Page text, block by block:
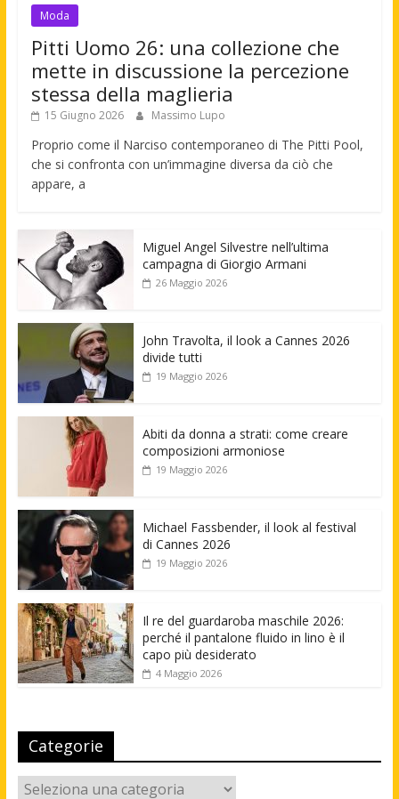
Moda
Pitti Uomo 26: una collezione che
mette in discussione la percezione
stessa della maglieria
15 Giugno 2026 Massimo Lupo
Proprio come il Narciso contemporaneo di The Pitti Pool,
che si confronta con un’immagine diversa da ciò che
appare, a
Miguel Angel Silvestre nell’ultima
campagna di Giorgio Armani
26 Maggio 2026
John Travolta, il look a Cannes 2026
divide tutti
19 Maggio 2026
Abiti da donna a strati: come creare
composizioni armoniose
19 Maggio 2026
Michael Fassbender, il look al festival
di Cannes 2026
19 Maggio 2026
Il re del guardaroba maschile 2026:
perché il pantalone fluido in lino è il
capo più desiderato
4 Maggio 2026
Categorie
Categorie